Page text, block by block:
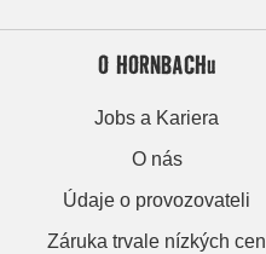
O HORNBACHu
Jobs a Kariera
O nás
Údaje o provozovateli
Záruka trvale nízkých cen